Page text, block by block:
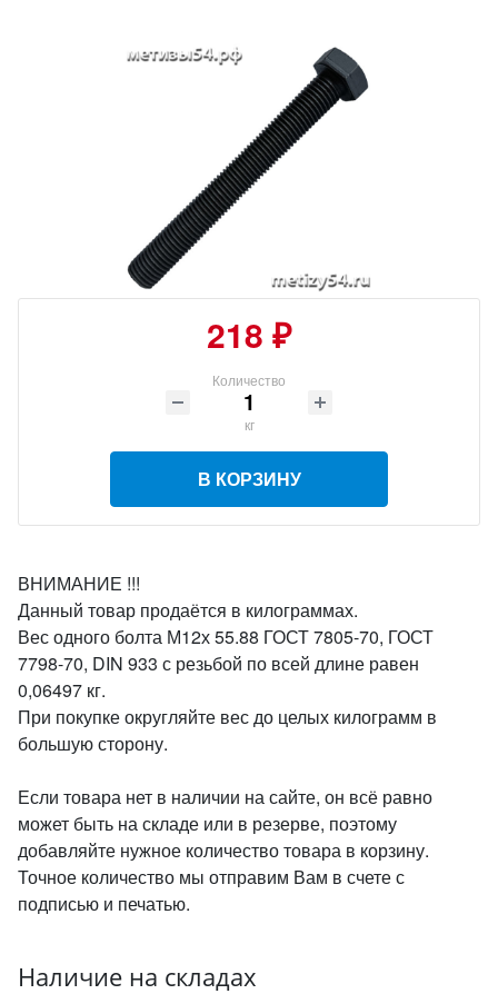
218 ₽
Количество
кг
В КОРЗИНУ
ВНИМАНИЕ !!!
Данный товар продаётся в килограммах.
Вес одного болта М12х 55.88 ГОСТ 7805-70, ГОСТ
7798-70, DIN 933 с резьбой по всей длине равен
0,06497 кг.
При покупке округляйте вес до целых килограмм в
большую сторону.
Если товара нет в наличии на сайте, он всё равно
может быть на складе или в резерве, поэтому
добавляйте нужное количество товара в корзину.
Точное количество мы отправим Вам в счете с
подписью и печатью.
Наличие на складах